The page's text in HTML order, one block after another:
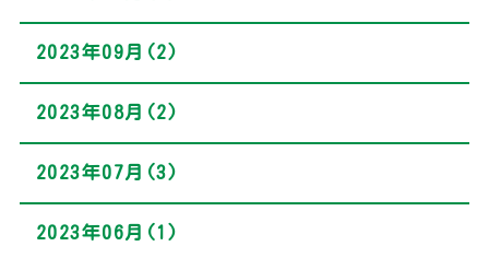
2023年09月(2)
2023年08月(2)
2023年07月(3)
2023年06月(1)